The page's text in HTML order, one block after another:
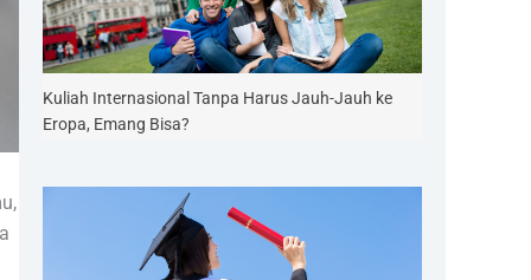
Kuliah Internasional Tanpa Harus Jauh-Jauh ke
Eropa, Emang Bisa?